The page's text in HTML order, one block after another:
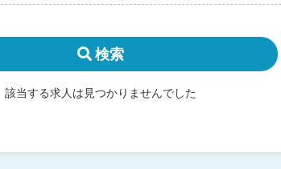
検索
該当する求人は見つかりませんでした